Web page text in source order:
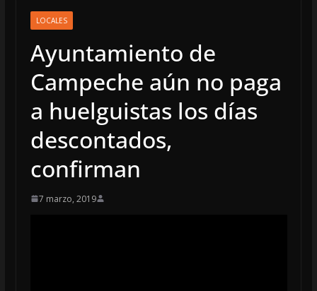
LOCALES
Ayuntamiento de
Campeche aún no paga
a huelguistas los días
descontados,
confirman
7 marzo, 2019